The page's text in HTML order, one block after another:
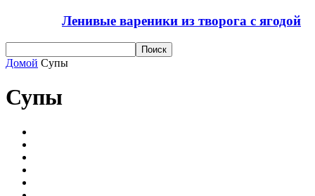
Ленивые вареники из творога с ягодой
Домой Супы
Супы